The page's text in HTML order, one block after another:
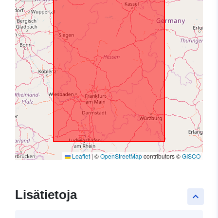
Leaflet | ©OpenStreetMapcontributors ©GISCO
keyboard_arrow_up
Lisätietoja